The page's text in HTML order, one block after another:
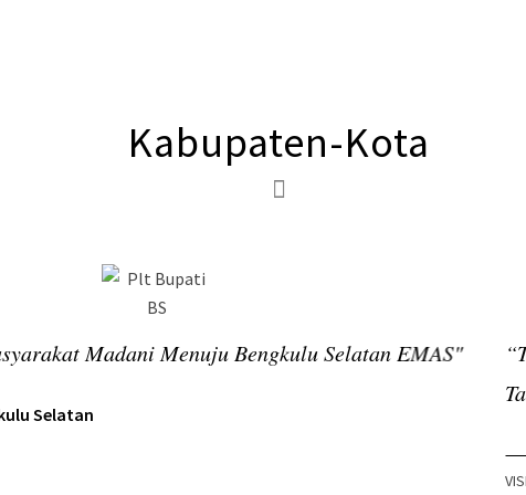
Kabupaten-Kota
Bengkulu Selatan EMAS"
“Terwujudnya